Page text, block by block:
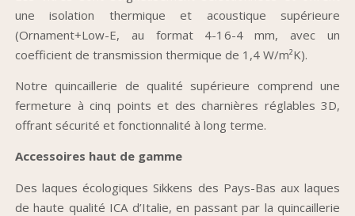
une isolation thermique et acoustique supérieure
(Ornament+Low-E, au format 4-16-4 mm, avec un
coefficient de transmission thermique de 1,4 W/m²K).
Notre quincaillerie de qualité supérieure comprend une
fermeture à cinq points et des charnières réglables 3D,
offrant sécurité et fonctionnalité à long terme.
Accessoires haut de gamme
Des laques écologiques Sikkens des Pays-Bas aux laques
de haute qualité ICA d’Italie, en passant par la quincaillerie